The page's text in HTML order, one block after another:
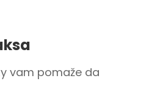
vam pomaže da